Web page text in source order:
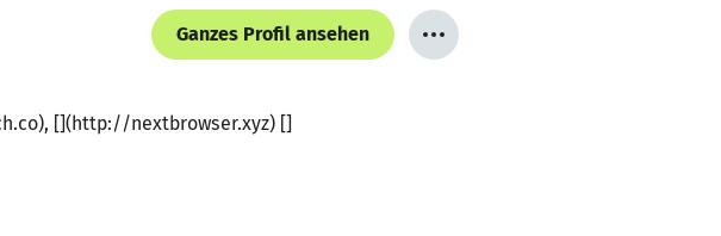
Ganzes Profil ansehen
[](http://nextbrowser.xyz) []